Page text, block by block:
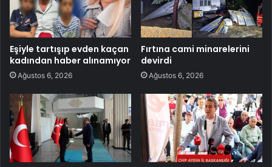
Eşiyle tartışıp evden kaçan
kadından haber alınamıyor
Ağustos 6, 2026
Fırtına cami minarelerini
devirdi
Ağustos 6, 2026